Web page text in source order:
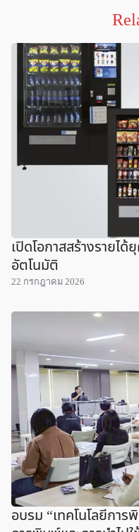
เปิดโอกาสสร้างรายไ
อัตโนมัติ
22 กรกฎาคม 2026
อบรม “เทคโนโลยีการ